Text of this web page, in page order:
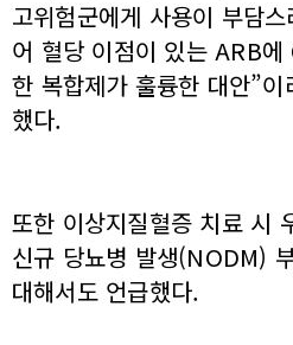
고위험군에게 사용이 부담
어 혈당 이점이 있는 ARB에
한 복합제가 훌륭한 대안”이
했다.
또한 이상지질혈증 치료 시
신규 당뇨병 발생(NODM)
대해서도 언급했다.